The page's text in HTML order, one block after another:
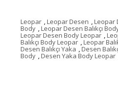
Leopar ,Leopar Desen ,Leopar
Body ,Leopar Desen Balıkçı
Leopar Desen Body Leopar ,
Balıkçı Body Leopar ,Leopar
Desen Balıkçı Yaka ,Desen
Body ,Desen Yaka Body Leopar